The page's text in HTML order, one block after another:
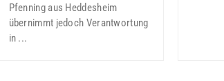
Pfenning aus Heddesheim
übernimmt jedoch Verantwortung
in ...